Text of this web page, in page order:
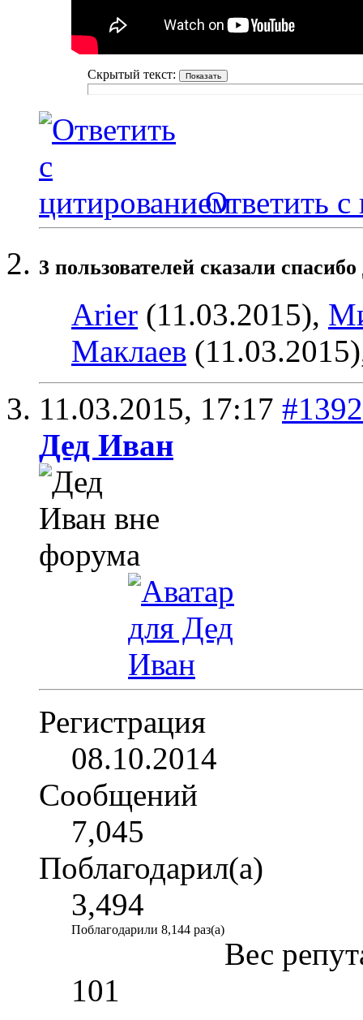
Скрытый текст:
Ответить с
3 пользователей сказали
Arier (11.03.2015),
Маклаев
11.03.2015, 17:17 #1392
Дед Иван
Регистрация
08.10.2014
Сообщений
7,045
Поблагодарил(а)
3,494
Поблагодарили 8,144 раз(а)
Вес
101